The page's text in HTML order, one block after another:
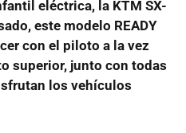
eléctrica, la KTM SX-
este modelo READY
con el piloto a la vez
superior, junto con todas
los vehículos